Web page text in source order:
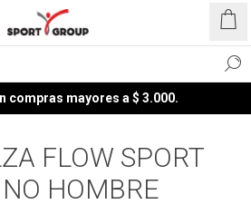
compras mayores a $ 3.000.
FLOW SPORT
HOMBRE